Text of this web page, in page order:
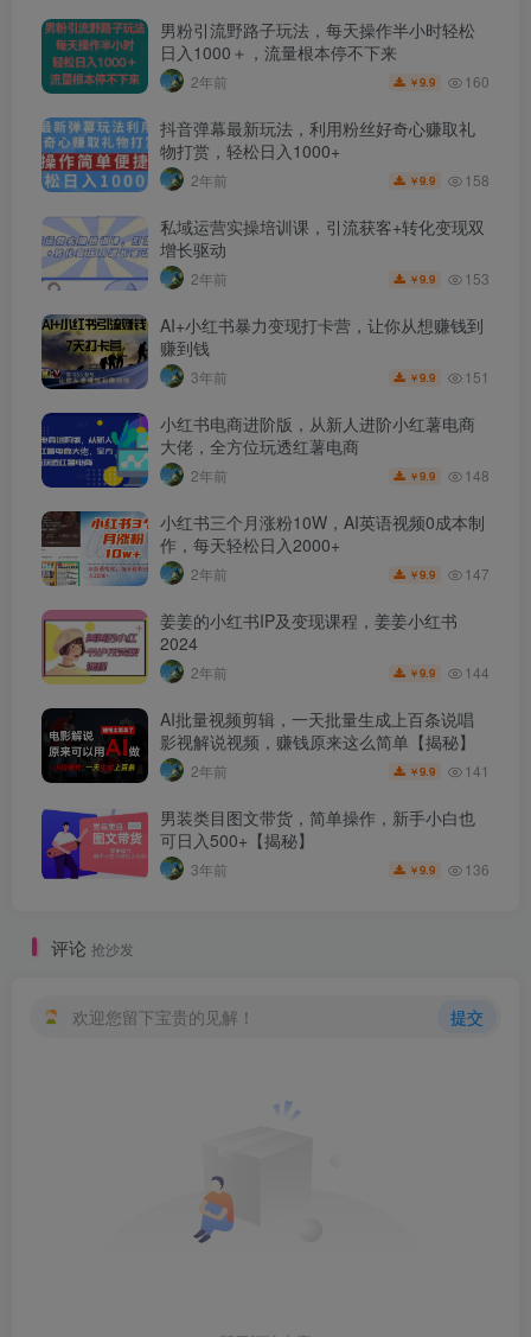
男粉引流野路子玩法，每天操作半小时轻松
日入1000＋，流量根本停不下来
2年前 ￥9.9 160
抖音弹幕最新玩法，利用粉丝好奇心赚取礼
物打赏，轻松日入1000+
2年前 ￥9.9 158
私域运营实操培训课，引流获客+转化变现双
增长驱动
2年前 ￥9.9 153
AI+小红书暴力变现打卡营，让你从想赚钱到
赚到钱
3年前 ￥9.9 151
小红书电商进阶版，从新人进阶小红薯电商
大佬，全方位玩透红薯电商
2年前 ￥9.9 148
小红书三个月涨粉10W，AI英语视频0成本制
作，每天轻松日入2000+
2年前 ￥9.9 147
姜姜的小红书IP及变现课程，姜姜小红书
2024
2年前 ￥9.9 144
AI批量视频剪辑，一天批量生成上百条说唱
影视解说视频，赚钱原来这么简单【揭秘】
2年前 ￥9.9 141
男装类目图文带货，简单操作，新手小白也
可日入500+【揭秘】
3年前 ￥9.9 136
评论 抢沙发
欢迎您留下宝贵的见解！ 提交